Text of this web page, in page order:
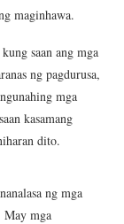
maginhawa.
saan ang mga
ng pagdurusa,
mga
kasamang
dito.
ng mga
May mga